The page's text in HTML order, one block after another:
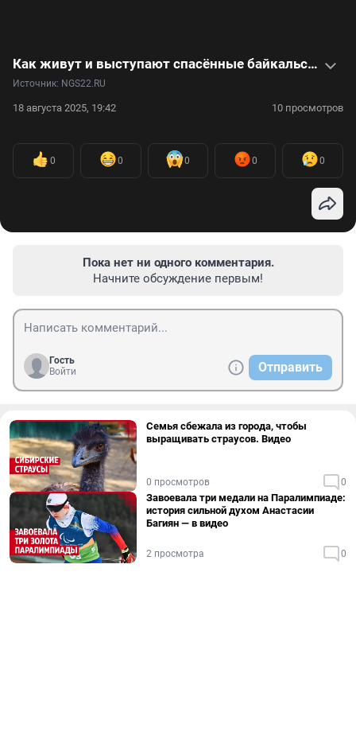
Как живут и выступают спасённые байкальские нерпы-артисты: видео
Источник: NGS22.RU
18 августа 2025, 19:42 10 просмотров
0 0 0 0 0
Пока нет ни одного комментария.
Начните обсуждение первым!
Гость
Войти
Отправить
Семья сбежала из города, чтобы
выращивать страусов. Видео
0 просмотров 0
Завоевала три медали на Паралимпиаде:
история сильной духом Анастасии
Багиян — в видео
2 просмотра 0